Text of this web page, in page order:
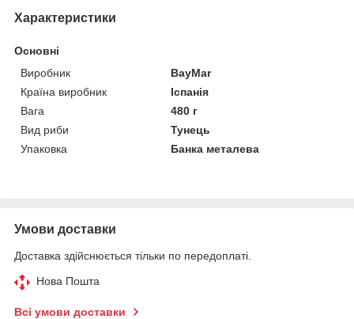
Характеристики
Основні
Виробник
BayMar
Країна виробник
Іспанія
Вага
480 г
Вид риби
Тунець
Упаковка
Банка металева
Умови доставки
Доставка здійснюється тільки по передоплаті.
Нова Пошта
Всі умови доставки